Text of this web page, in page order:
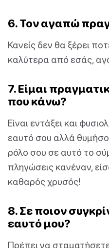
6. Τον αγαπώ
Κανείς δεν θα ξέρει
καλύτερα από εσάς,
7. Είμαι
που κάνω?
Είναι εντάξει και
εαυτό σου αλλά
ρόλο σου σε αυτό το
πληγώσεις κανέναν,
καθαρός χρυσός!
8. Σε ποιον
εαυτό μου?
Πρέπει να